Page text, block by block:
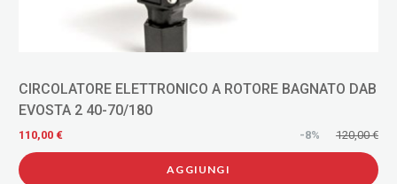
CIRCOLATORE ELETTRONICO A ROTORE BAGNATO DAB
EVOSTA 2 40-70/180
110,00 € -8% 120,00 €
AGGIUNGI